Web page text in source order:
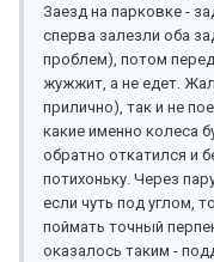
Заезд на парковке -
сперва залезли оба
проблем), потом
жужжит, а не едет.
прилично), так и не
какие именно колеса
обратно откатился и
потихоньку. Через
если чуть под углом,
поймать точный
оказалось таким -